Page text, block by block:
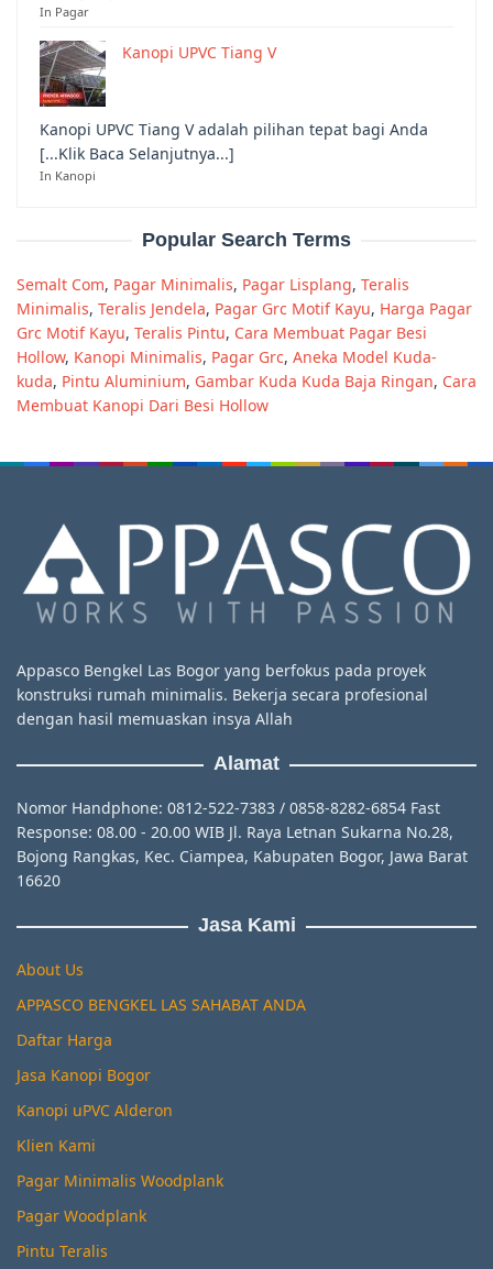
In Pagar
Kanopi UPVC Tiang V
Kanopi UPVC Tiang V adalah pilihan tepat bagi Anda
[...Klik Baca Selanjutnya...]
In Kanopi
Popular Search Terms
Semalt Com, Pagar Minimalis, Pagar Lisplang, Teralis
Minimalis, Teralis Jendela, Pagar Grc Motif Kayu, Harga Pagar
Grc Motif Kayu, Teralis Pintu, Cara Membuat Pagar Besi
Hollow, Kanopi Minimalis, Pagar Grc, Aneka Model Kuda-
kuda, Pintu Aluminium, Gambar Kuda Kuda Baja Ringan, Cara
Membuat Kanopi Dari Besi Hollow
Appasco Bengkel Las Bogor yang berfokus pada proyek
konstruksi rumah minimalis. Bekerja secara profesional
dengan hasil memuaskan insya Allah
Alamat
Nomor Handphone: 0812-522-7383 / 0858-8282-6854 Fast
Response: 08.00 - 20.00 WIB Jl. Raya Letnan Sukarna No.28,
Bojong Rangkas, Kec. Ciampea, Kabupaten Bogor, Jawa Barat
16620
Jasa Kami
About Us
APPASCO BENGKEL LAS SAHABAT ANDA
Daftar Harga
Jasa Kanopi Bogor
Kanopi uPVC Alderon
Klien Kami
Pagar Minimalis Woodplank
Pagar Woodplank
Pintu Teralis